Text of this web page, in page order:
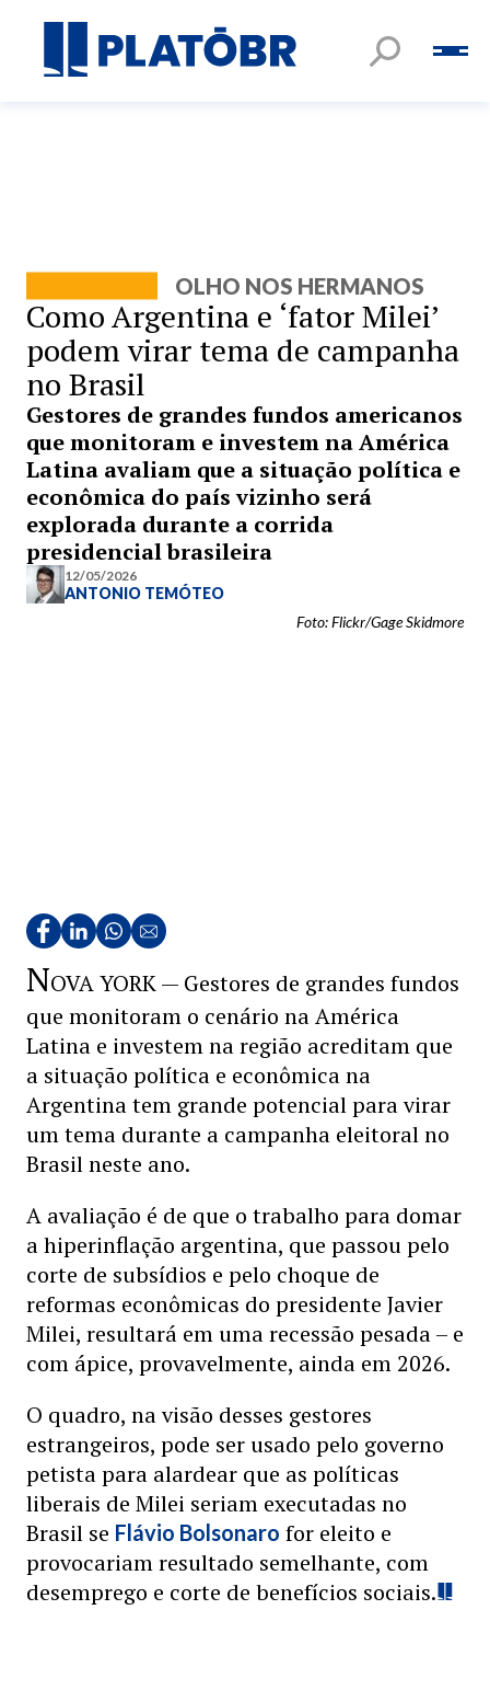
OLHO NOS HERMANOS
Como Argentina e ‘fator Milei’
podem virar tema de campanha
no Brasil
Gestores de grandes fundos americanos
que monitoram e investem na América
Latina avaliam que a situação política e
econômica do país vizinho será
explorada durante a corrida
presidencial brasileira
12/05/2026
ANTONIO TEMÓTEO
Foto: Flickr/Gage Skidmore
NOVA YORK — Gestores de grandes fundos
que monitoram o cenário na América
Latina e investem na região acreditam que
a situação política e econômica na
Argentina tem grande potencial para virar
um tema durante a campanha eleitoral no
Brasil neste ano.
A avaliação é de que o trabalho para domar
a hiperinflação argentina, que passou pelo
corte de subsídios e pelo choque de
reformas econômicas do presidente Javier
Milei, resultará em uma recessão pesada – e
com ápice, provavelmente, ainda em 2026.
O quadro, na visão desses gestores
estrangeiros, pode ser usado pelo governo
petista para alardear que as políticas
liberais de Milei seriam executadas no
Brasil se Flávio Bolsonaro for eleito e
provocariam resultado semelhante, com
desemprego e corte de benefícios sociais.